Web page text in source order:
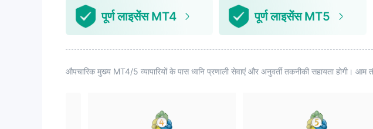
पूर्ण लाइसेंस MT4 पूर्ण लाइसेंस MT5
औपचारिक मुख्य MT4/5 व्यापारियों के पास ध्वनि प्रणाली सेवाएं और अनुवर्ती तकनीकी सहायता होगी। आम